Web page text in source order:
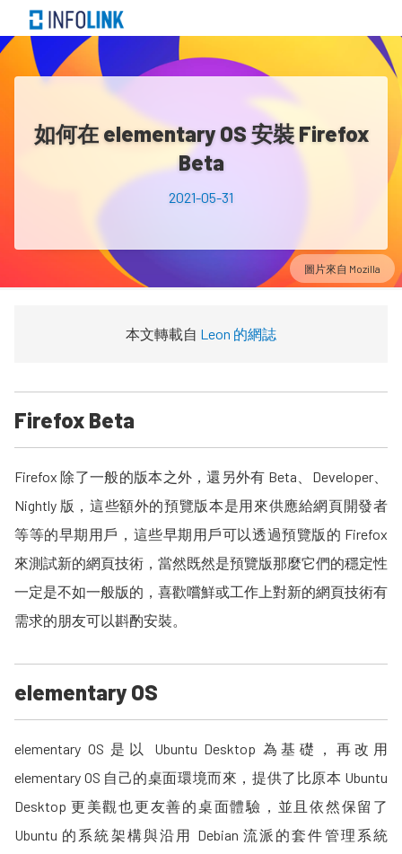
圖片來自 Mozilla
如何在 elementary OS 安裝 Firefox
Beta
2021-05-31
本文轉載自 Leon 的網誌
Firefox Beta
Firefox 除了一般的版本之外，還另外有 Beta、Developer、
Nightly 版，這些額外的預覽版本是用來供應給網頁開發者
等等的早期用戶，這些早期用戶可以透過預覽版的 Firefox
來測試新的網頁技術，當然既然是預覽版那麼它們的穩定性
一定是不如一般版的，喜歡嚐鮮或工作上對新的網頁技術有
需求的朋友可以斟酌安裝。
elementary OS
elementary OS 是以 Ubuntu Desktop 為基礎，再改用
elementary OS 自己的桌面環境而來，提供了比原本 Ubuntu
Desktop 更美觀也更友善的桌面體驗，並且依然保留了
Ubuntu 的系統架構與沿用 Debian 流派的套件管理系統